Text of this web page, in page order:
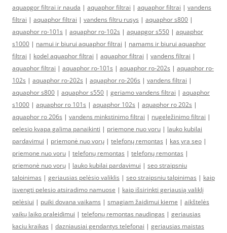
aquapgor filtrai ir nauda | aquaphor filtrai | aquaphor filtrai | vandens
filtrai | aquaphor filtrai | vandens filtru rusys | aquaphor s800 |
aquaphor ro-101s | aquaphor ro-102s | aquapgor s550 | aquaphor
s1000 | namui ir biurui aquaphor filtrai | namams ir biurui aquaphor
filtrai | kodel aquaphor filtrai | aquaphor filtrai | vandens filtrai |
aquaphor filtrai | aquaphor ro-101s | aquaphor ro-202s | aquaphor ro-
102s | aquaphor ro-202s | aquaphor ro-206s | vandens filtrai |
aquaphor s800 | aquaphor s550 | geriamo vandens filtrai | aquaphor
s1000 | aquaphor ro 101s | aquaphor 102s | aquaphor ro 202s |
aquaphor ro 206s | vandens minkstinimo filtrai | nugeležinimo filtrai |
pelesio kvapa galima panaikinti | priemone nuo voru | lauko kubilai
pardavimui | priemonė nuo vorų | telefonų remontas | kas yra seo |
priemone nuo voru | telefonų remontas | telefonų remontas |
priemonė nuo vorų | lauko kubilai pardavimui | seo straipsniu
talpinimas | geriausias pelėsio valiklis | seo straipsniu talpinimas | kaip
isvengti pelesio atsiradimo namuose | kaip išsirinkti geriausią valiklį
pelėsiui | puiki dovana vaikams | smagiam žaidimui kieme | aikštelės
vaikų laiko praleidimui | telefonų remontas naudingas | geriausias
kaciu kraikas | dazniausiai gendantys telefonai | geriausias maistas